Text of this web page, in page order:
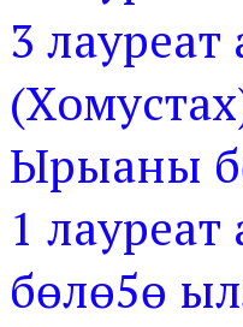
3
Ырыаны
1
бөлө5ө